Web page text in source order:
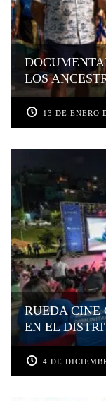
LOS
13 DE ENERO
RUEDA CINE
EN EL
4 DE